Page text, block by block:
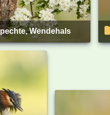
Spechte, Wendehals